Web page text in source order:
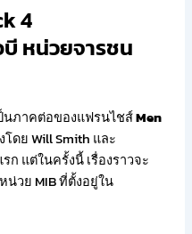
4
หน่วยจารชน
ป็นภาคต่อของแฟรนไชส์Men
ดย Will Smith และ
ก แต่ในครั้งนี้ เรื่องราวจะ
วย MIB ที่ตั้งอยู่ใน